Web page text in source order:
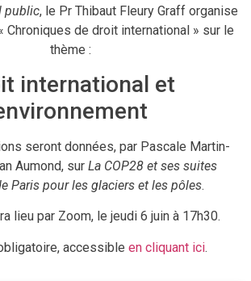
public, le Pr Thibaut Fleury Graff organise
Chroniques de droit international » sur le
thème :
international et
seront données, par Pascale Martin-
Aumond, sur La COP28 et ses suites
Paris pour les glaciers et les pôles.
lieu par Zoom, le jeudi 6 juin à 17h30.
accessible en cliquant ici.